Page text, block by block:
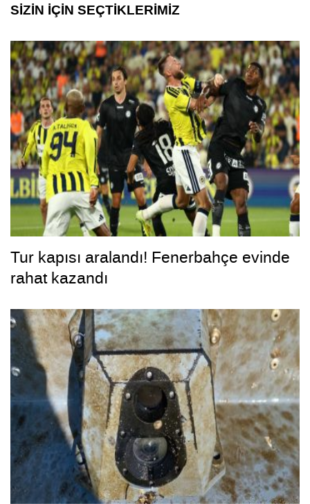
SİZİN İÇİN SEÇTİKLERİMİZ
Tur kapısı aralandı! Fenerbahçe evinde
rahat kazandı